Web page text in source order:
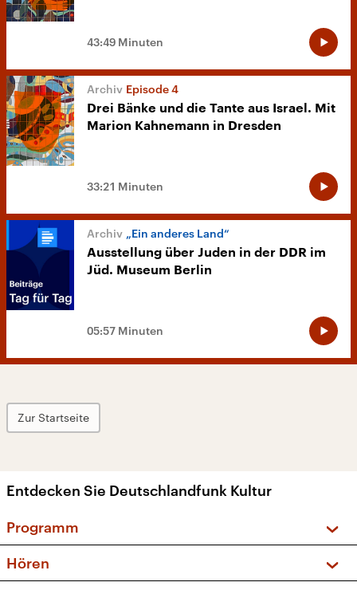
43:49 Minuten
Episode 4
Drei Bänke und die Tante aus Israel. Mit
Marion Kahnemann in Dresden
33:21 Minuten
„Ein anderes Land“
Ausstellung über Juden in der DDR im
Jüd. Museum Berlin
05:57 Minuten
Zur Startseite
Entdecken Sie Deutschlandfunk Kultur
Programm
Sendungen und Podcasts
Hören